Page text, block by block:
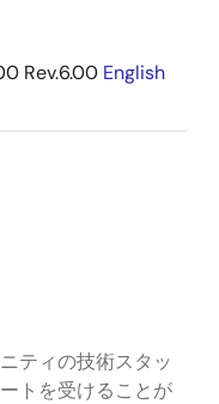
Rev.6.00 English
ティの技術スタッ
トを受けることが